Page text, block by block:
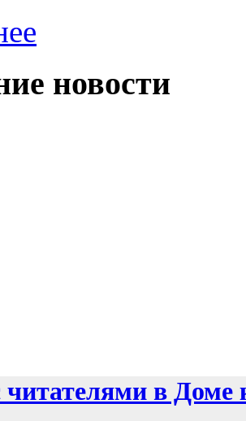
новости
читателями в Доме